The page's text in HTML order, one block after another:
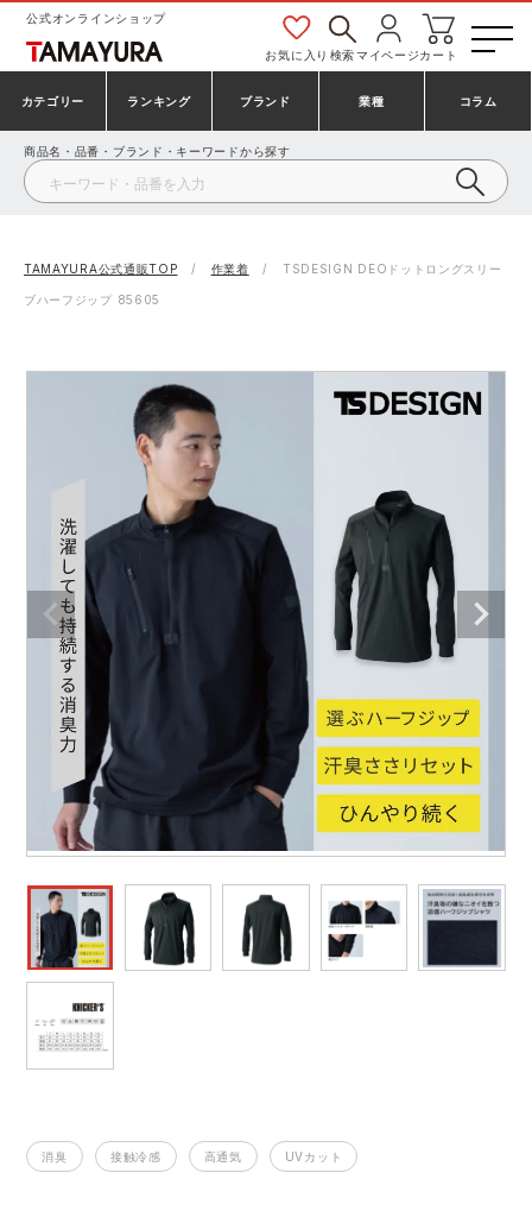
公式オンラインショップ
お気に入り 検索マイページカート
カテゴリー
安全靴・作業靴
事務服・オフィスウェア
作業用手袋
アウトドア・スポーツ
ワークスーツ
コンプレッションウェア
作業用ポロシャツ
安全保護具
レインウェア・カッパ
ヤッケ
ランキング
安全靴ランキング
安全靴スニーカーランキング
アシックス安全靴ランキング
ミズノ安全靴ランキング
作業着ランキング
アウトドアウェアランキング
つなぎランキング
空調服ランキング
コンプレッションウェアランキング
作業用ポロシャツランキング
作業用手袋ランキング
レインウェアランキング
ブランド
アシックス
プーマ コンバース（CONVERSE）
アイズフロンティア TSDESIGN
コーコス ジーベック
クロダルマ 桑和
山田辰 クレヒフク
おたふく手袋 マック
住商モンブラン ボンマックス
GUSH FORCE CUP
GDジャパン カーシーカシマ
シンメン
業種
建設・建築作業服
製造・工場作業服
大工・鳶作業服
電気・設備作業服
配達・営業作業服
自動車整備士作業服
DIY・日曜大工作業服
飲食店ユニフォーム
運送・倉庫作業服
清掃・ビルメンテ作業服
夜間・高視認性安全服
コラム
商品名・品番・ブランド・キーワードから探す
TAMAYURA公式通販TOP 作業着 TSDESIGN DEOドットロングスリー
ブハーフジップ 85605
消臭 接触冷感 高通気 UVカット